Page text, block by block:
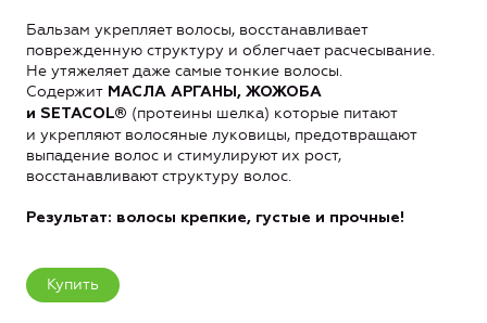
Бальзам укрепляет волосы, восстанавливает
поврежденную структуру и облегчает расчесывание.
Не утяжеляет даже самые тонкие волосы.
Содержит МАСЛА АРГАНЫ, ЖОЖОБА
и SETACOL® (протеины шелка) которые питают
и укрепляют волосяные луковицы, предотвращают
выпадение волос и стимулируют их рост,
восстанавливают структуру волос.
Результат: волосы крепкие, густые и прочные!
Купить